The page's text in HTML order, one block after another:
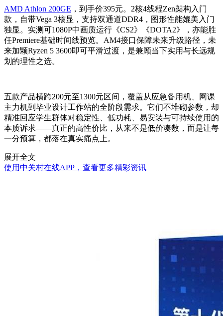
AMD Athlon 200GE ，到手价395元。2核4线程Zen架构入门
款，自带Vega 3核显，支持双通道DDR4，图形性能媲美入门
独显。实测可1080P中画质运行《CS2》《DOTA2》，亦能胜
任Premiere基础时间线预览。AM4接口保障未来升级路径，未
来加颗Ryzen 5 3600即可平滑过渡，是兼顾当下实用与长远规
划的理性之选。
五款产品横跨200元至1300元区间，覆盖从应急备用机、网课
主力机到毕业设计工作站的全阶段需求。它们不堆砌参数，却
精准回应学生群体对稳定性、低功耗、易安装与可持续使用的
本质诉求——真正的高性价比，从来不是低价凑数，而是让每
一分预算，都落在真实痛点上。
展开全文
使用中关村在线APP，查看更多精彩资讯